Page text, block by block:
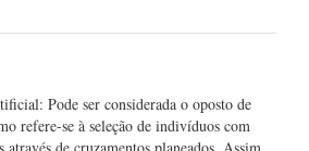
Pode ser considerada o oposto de
refere-se à seleção de indivíduos com